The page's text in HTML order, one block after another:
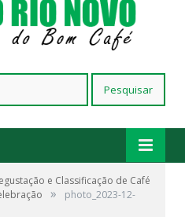
e Classificação de Café
»
photo_2023-12-